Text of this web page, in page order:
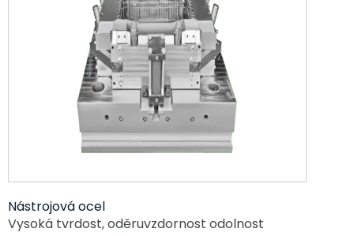
Nástrojová ocel
Vysoká tvrdost, oděruvzdornost odolnost